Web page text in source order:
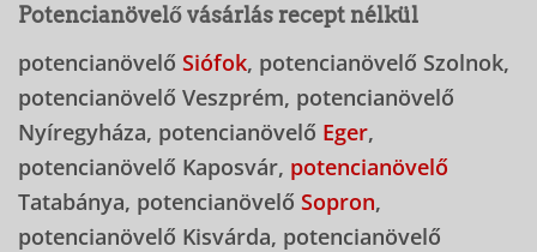
Potencianövelő vásárlás recept nélkül
potencianövelő Siófok, potencianövelő Szolnok,
potencianövelő Veszprém, potencianövelő
Nyíregyháza, potencianövelő Eger,
potencianövelő Kaposvár, potencianövelő
Tatabánya, potencianövelő Sopron,
potencianövelő Kisvárda, potencianövelő